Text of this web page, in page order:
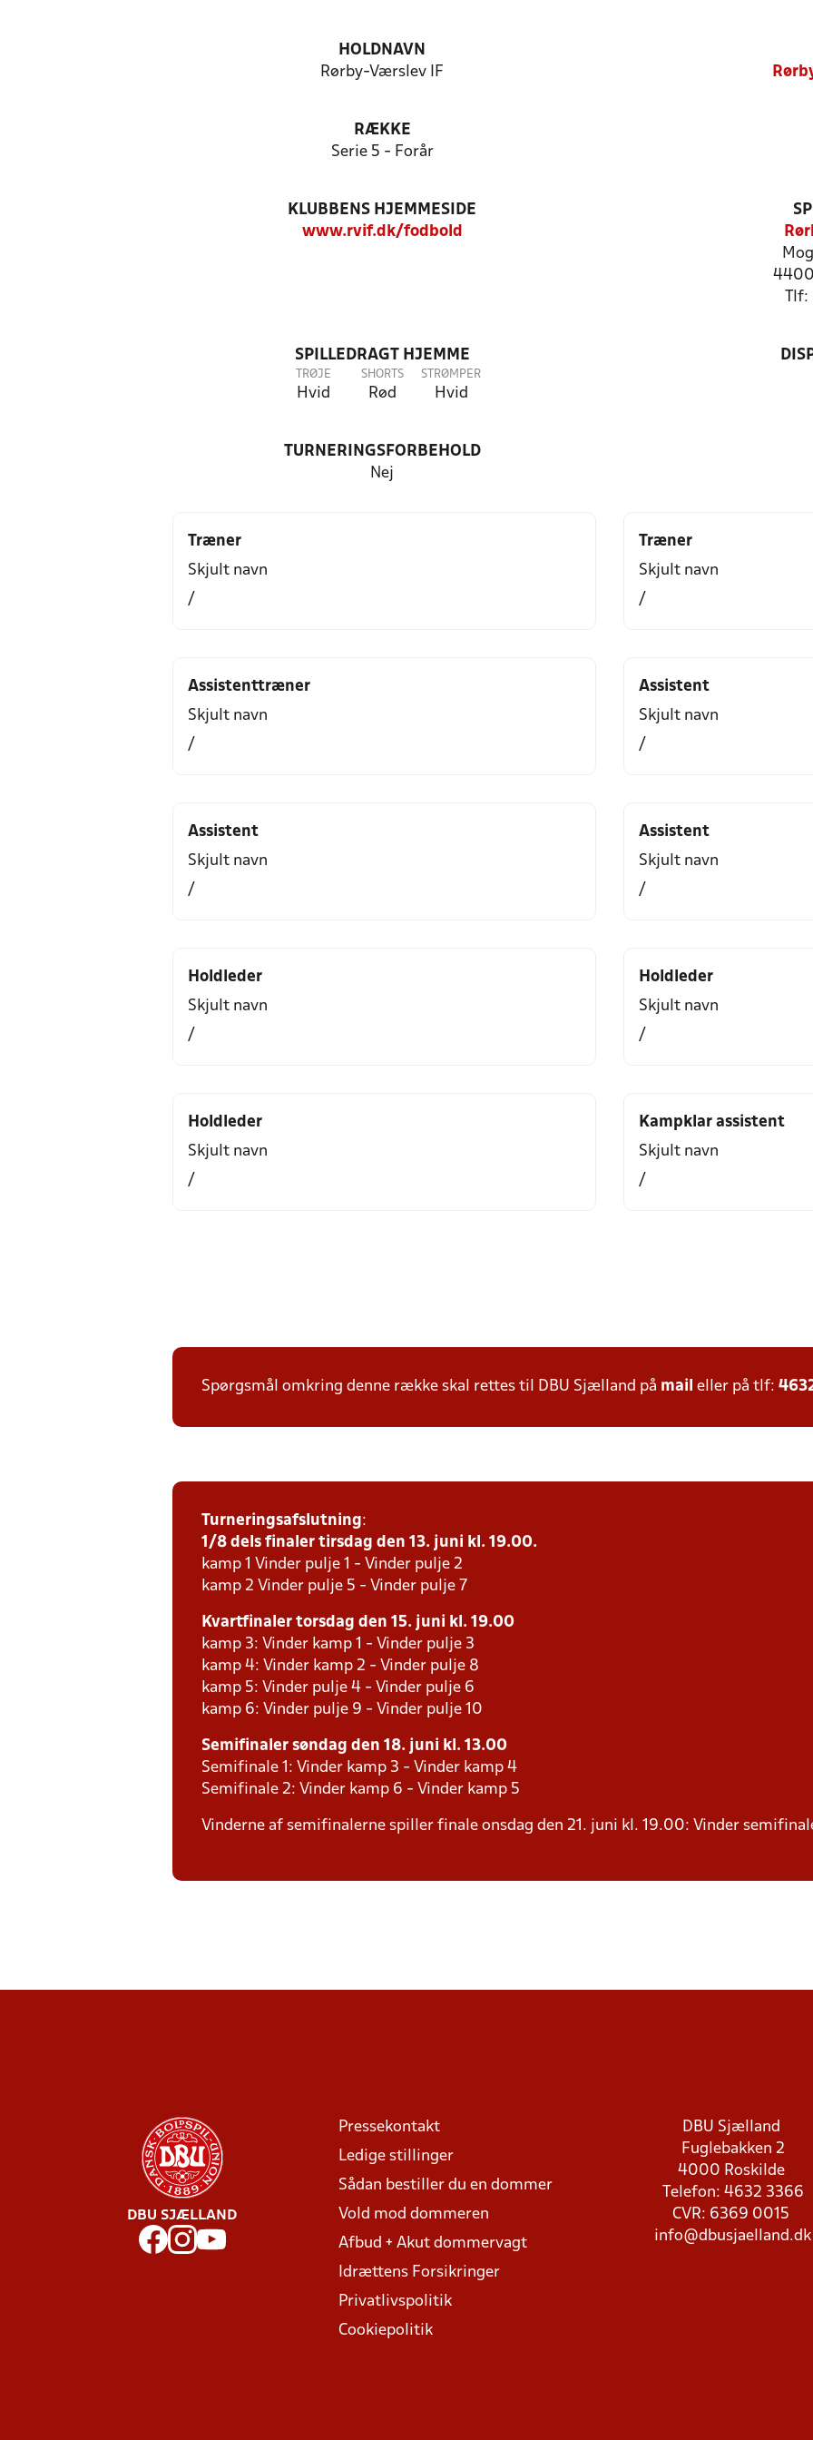
HOLDNAVN
Rørby-Værslev IF
RÆKKE
Serie 5 - Forår
KLUBBENS HJEMMESIDE
www.rvif.dk/fodbold
SPILLEDRAGT HJEMME
TRØJE
Hvid
SHORTS
Rød
STRØMPER
Hvid
TURNERINGSFORBEHOLD
Nej
Træner
Skjult navn
/
Træner
Skjult navn
/
Assistenttræner
Skjult navn
/
Assistent
Skjult navn
/
Assistent
Skjult navn
/
Assistent
Skjult navn
/
Holdleder
Skjult navn
/
Holdleder
Skjult navn
/
Holdleder
Skjult navn
/
Kampklar assistent
Skjult navn
/
Spørgsmål omkring denne række skal rettes til DBU Sjælland på mail eller på tlf:
Turneringsafslutning:
1/8 dels finaler tirsdag den 13. juni kl. 19.00.
kamp 1 Vinder pulje 1 - Vinder pulje 2
kamp 2 Vinder pulje 5 - Vinder pulje 7
Kvartfinaler torsdag den 15. juni kl. 19.00
kamp 3: Vinder kamp 1 - Vinder pulje 3
kamp 4: Vinder kamp 2 - Vinder pulje 8
kamp 5: Vinder pulje 4 - Vinder pulje 6
kamp 6: Vinder pulje 9 - Vinder pulje 10
Semifinaler søndag den 18. juni kl. 13.00
Semifinale 1: Vinder kamp 3 - Vinder kamp 4
Semifinale 2: Vinder kamp 6 - Vinder kamp 5
Vinderne af semifinalerne spiller finale onsdag den 21. juni kl. 19.00: Vinder
DBU SJÆLLAND
Pressekontakt
Ledige stillinger
Sådan bestiller du en dommer
Vold mod dommeren
Afbud + Akut dommervagt
Idrættens Forsikringer
Privatlivspolitik
Cookiepolitik
DBU Sjælland
Fuglebakken 2
4000 Roskilde
Telefon: 4632 3366
CVR: 6369 0015
info@dbusjaelland.dk